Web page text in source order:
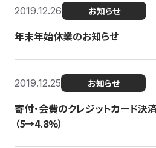
2019.12.26 お知らせ
年末年始休業のお知らせ
2019.12.25 お知らせ
寄付・会費のクレジットカード決
（5→4.8%）